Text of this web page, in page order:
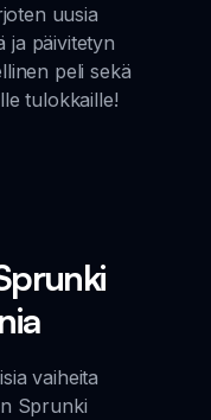
uusia
ja päivitetyn
peli sekä
tulokkaille!
vaiheita
Sprunki